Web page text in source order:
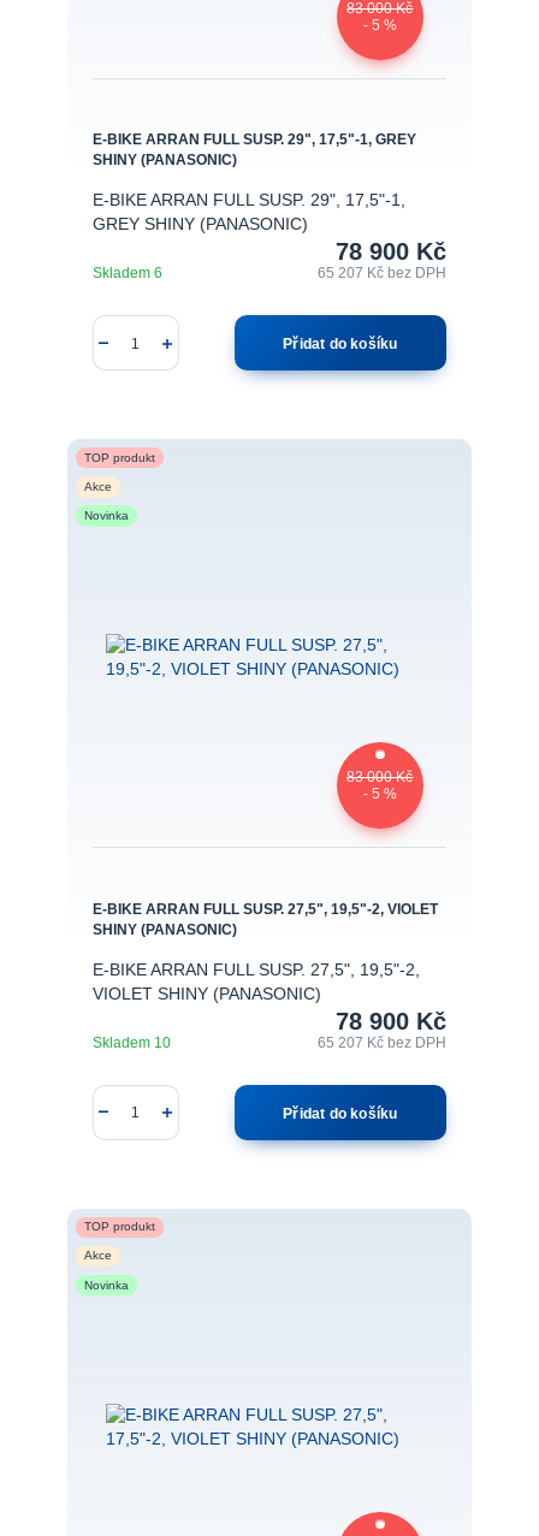
83 000 Kč
- 5 %
E-BIKE ARRAN FULL SUSP. 29", 17,5"-1, GREY
SHINY (PANASONIC)
E-BIKE ARRAN FULL SUSP. 29", 17,5"-1,
GREY SHINY (PANASONIC)
78 900 Kč
65 207 Kč bez DPH
Skladem 6
Přidat do košíku
TOP produkt
Akce
Novinka
83 000 Kč
- 5 %
E-BIKE ARRAN FULL SUSP. 27,5", 19,5"-2, VIOLET
SHINY (PANASONIC)
E-BIKE ARRAN FULL SUSP. 27,5", 19,5"-2,
VIOLET SHINY (PANASONIC)
78 900 Kč
65 207 Kčbez DPH
Skladem 10
Přidat do košíku
TOP produkt
Akce
Novinka